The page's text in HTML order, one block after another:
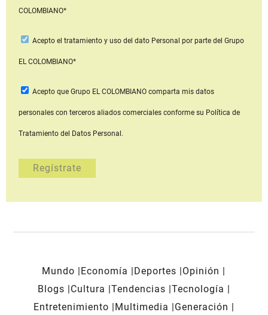
COLOMBIANO*
Acepto el tratamiento y uso del dato Personal por parte del Grupo
EL COLOMBIANO*
Acepto que Grupo EL COLOMBIANOcomparta mis datos
personales con terceros aliados comerciales conforme su Política de
Tratamiento del Datos Personal.
Mundo Economía Deportes
Opinión
Blogs
Cultura Tendencias Tecnología
Entretenimiento
Multimedia
Generación